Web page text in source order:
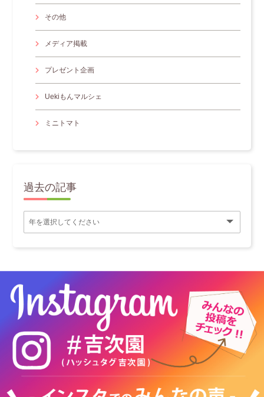
その他
メディア掲載
プレゼント企画
Uekiもんマルシェ
ミニトマト
過去の記事